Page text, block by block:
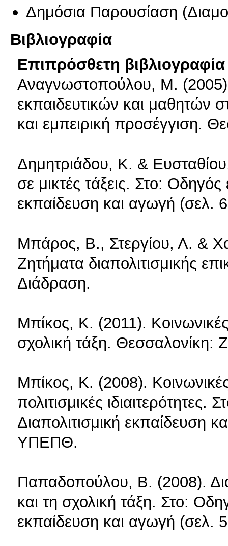
Δημόσια Παρουσίαση (
Βιβλιογραφία
Επιπρόσθετη βιβλιογραφία
Αναγνωστοπούλου, Μ.
εκπαιδευτικών και μαθητών
και εμπειρική προσέγγιση.
Δημητριάδου, Κ. &
σε μικτές τάξεις. Στο:
εκπαίδευση και αγωγή
Μπάρος, Β., Στεργίου, Λ. &
Ζητήματα διαπολιτισμικής
Διάδραση.
Μπίκος, Κ. (2011).
σχολική τάξη. Θεσσαλονίκη:
Μπίκος, Κ. (2008).
πολιτισμικές
Διαπολιτισμική εκπαίδευση
ΥΠΕΠΘ.
Παπαδοπούλου, Β. (2008).
και τη σχολική τάξη. Στο:
εκπαίδευση και αγωγή